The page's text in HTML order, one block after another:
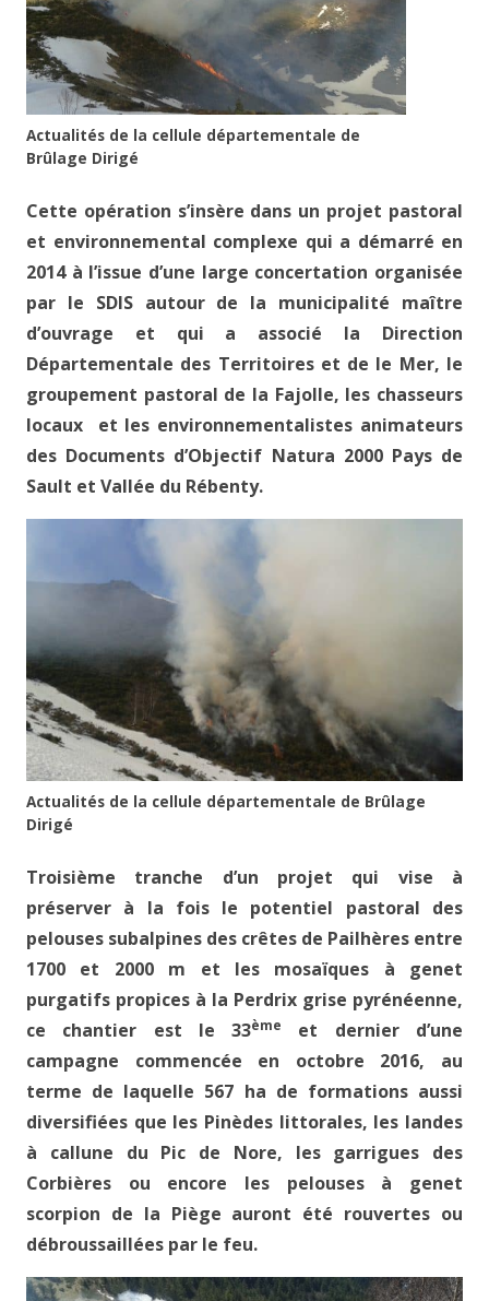
Actualités de la cellule départementale de
Brûlage Dirigé
Cette opération s’insère dans un projet pastoral
et environnemental complexe qui a démarré en
2014 à l’issue d’une large concertation organisée
par le SDIS autour de la municipalité maître
d’ouvrage et qui a associé la Direction
Départementale des Territoires et de le Mer, le
groupement pastoral de la Fajolle, les chasseurs
locaux et les environnementalistes animateurs
des Documents d’Objectif Natura 2000 Pays de
Sault et Vallée du Rébenty.
Actualités de la cellule départementale de Brûlage
Dirigé
Troisième tranche d’un projet qui vise à
préserver à la fois le potentiel pastoral des
pelouses subalpines des crêtes de Pailhères entre
1700 et 2000 m et les mosaïques à genet
purgatifs propices à la Perdrix grise pyrénéenne,
ce chantier est le 33ème
et dernier d’une
campagne commencée en octobre 2016, au
terme de laquelle 567 ha de formations aussi
diversifiées que les Pinèdes littorales, les landes
à callune du Pic de Nore, les garrigues des
Corbières ou encore les pelouses à genet
scorpion de la Piège auront été rouvertes ou
débroussaillées par le feu.